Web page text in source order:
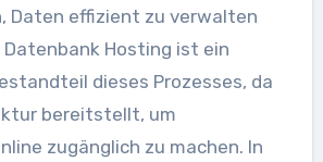
Daten effizient zu verwalten
Hosting ist ein
dieses Prozesses, da
bereitstellt, um
zugänglich zu machen. In